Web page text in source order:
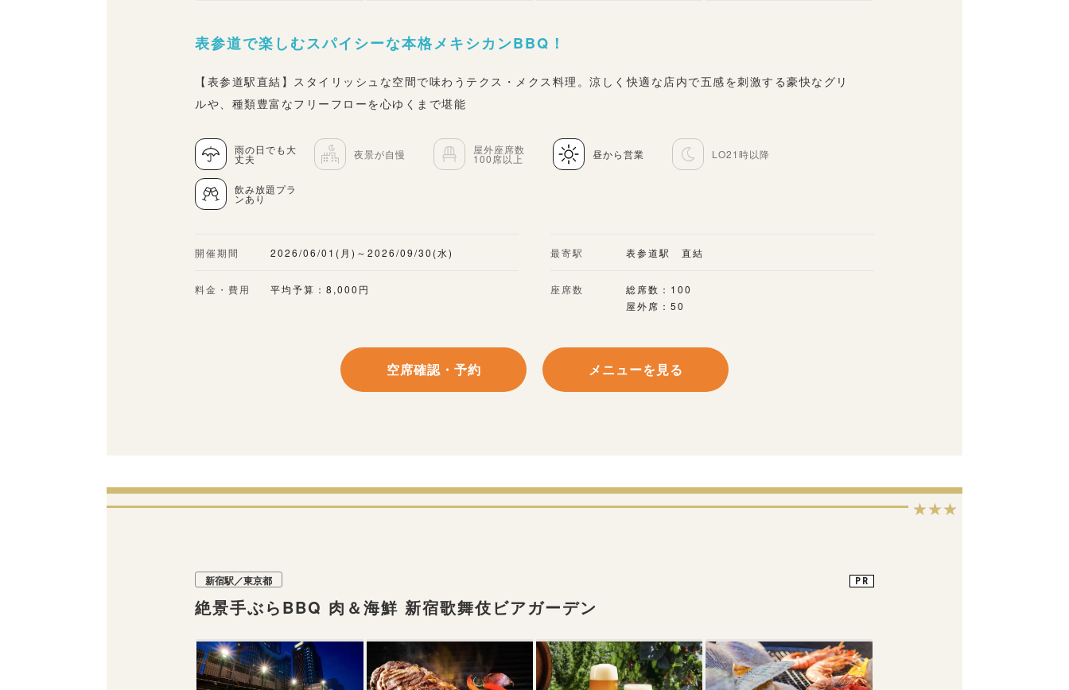
表参道で楽しむスパイシーな本格メキシカンBBQ！
【表参道駅直結】スタイリッシュな空間で味わうテクス・メクス料理。涼しく快適な店内で五感を刺激する豪快なグリ
ルや、種類豊富なフリーフローを心ゆくまで堪能
雨の日でも大
丈夫 夜景が自慢 屋外座席数
100席以上 昼から営業 LO21時以降
飲み放題プラ
ンあり
開催期間 2026/06/01(月)～2026/09/30(水) 最寄駅 表参道駅 直結
料金・費用 平均予算：8,000円 座席数
総席数：100
屋外席：50
空席確認・予約 メニューを見る
★★★
新宿駅／東京都
絶景手ぶらBBQ 肉＆海鮮 新宿歌舞伎ビアガーデン
PR